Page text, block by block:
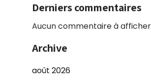
Derniers commentaires
Aucun commentaire à
Archive
août 2026